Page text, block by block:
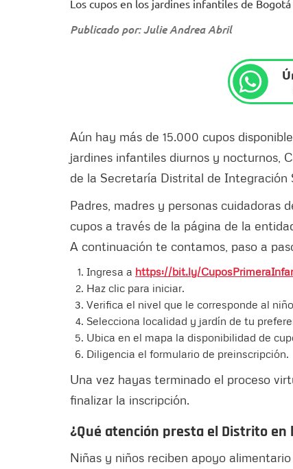
Los cupos en los jardines infantiles de
Publicado por: Julie Andrea Abril
Aún hay más de 15.000 cupos
jardines infantiles diurnos y nocturnos,
de la Secretaría Distrital de Integración
Padres, madres y personas cuidadoras
cupos a través de la página de la
A continuación te contamos, paso a
Ingresa a https://bit.ly/
Haz clic para iniciar.
Verifica el nivel que le corresponde al
Selecciona localidad y jardín de tu
Ubica en el mapa la disponibilidad de
Diligencia el formulario de preinscripción.
Una vez hayas terminado el proceso
finalizar la inscripción.
¿Qué atención presta el Distrito
Niñas y niños reciben apoyo